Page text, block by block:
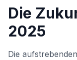
Die
2025
Die